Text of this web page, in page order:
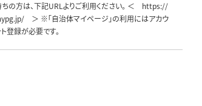
の方は、下記URLよりご利用ください。 ＜ https://
＞ ※「自治体マイページ」の利用にはアカウ
登録が必要です。